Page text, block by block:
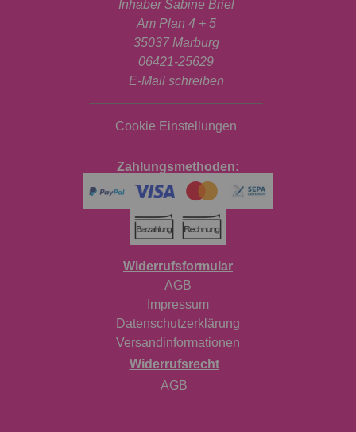
Inhaber Sabine Briel
Am Plan 4 + 5
35037 Marburg
06421-25629
E-Mail schreiben
Cookie Einstellungen
Zahlungsmethoden:
Widerrufsformular
AGB
Impressum
Datenschutzerklärung
Versandinformationen
Widerrufsrecht
AGB